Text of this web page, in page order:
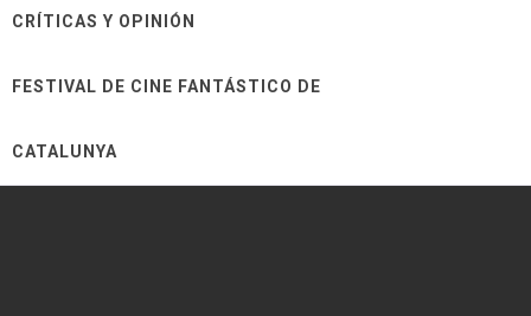
CRÍTICAS Y OPINIÓN
FESTIVAL DE CINE FANTÁSTICO DE
CATALUNYA